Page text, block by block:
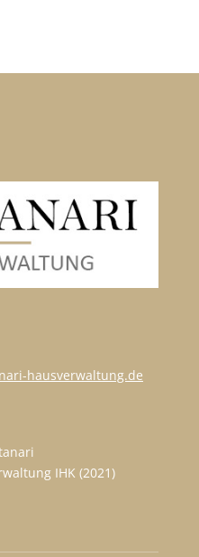
hausverwaltung.de
IHK (2021)